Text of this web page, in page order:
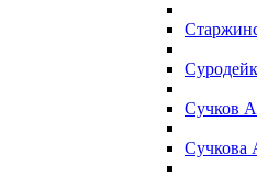
Сучков
Сучкова